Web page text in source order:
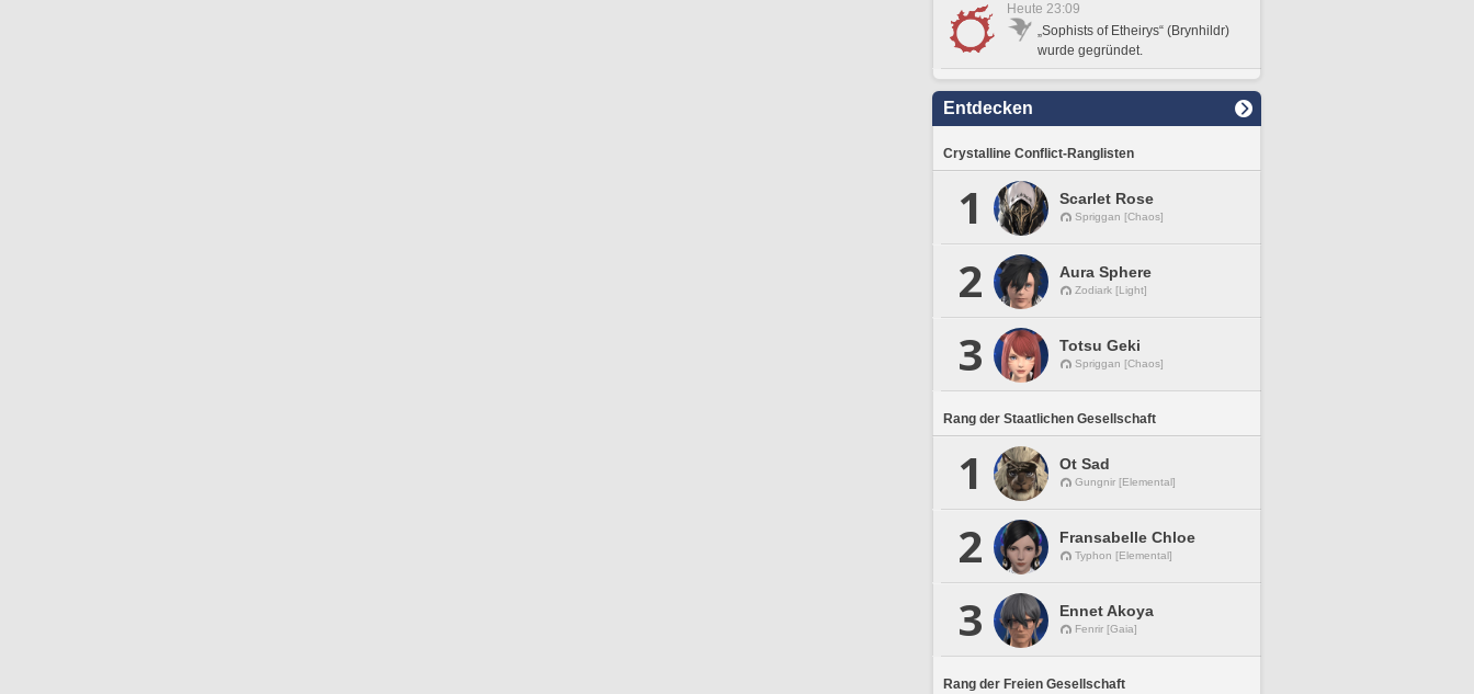
Heute 23:09
„Sophists of Etheirys“ (Brynhildr)
wurde gegründet.
Entdecken
Crystalline Conflict-Ranglisten
1 Scarlet Rose
Spriggan [Chaos]
2 Aura Sphere
Zodiark [Light]
3 Totsu Geki
Spriggan [Chaos]
Rang der Staatlichen Gesellschaft
1 Ot Sad
Gungnir [Elemental]
2 Fransabelle Chloe
Typhon [Elemental]
3 Ennet Akoya
Fenrir [Gaia]
Rang der Freien Gesellschaft